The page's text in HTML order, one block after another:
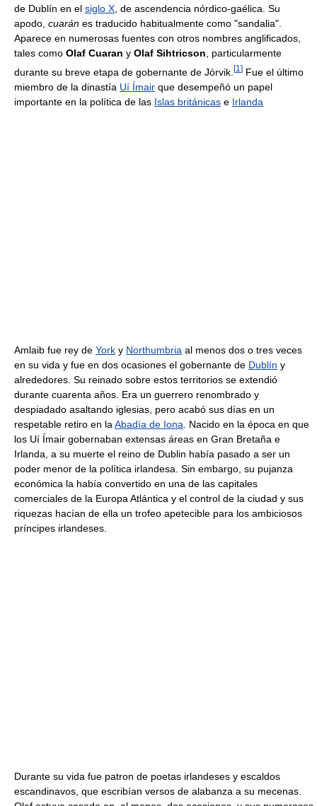
de Dublín en el siglo X , de ascendencia nórdico-gaélica. Su
apodo, cuarán es traducido habitualmente como "sandalia".
Aparece en numerosas fuentes con otros nombres anglificados,
tales como Olaf Cuaran y Olaf Sihtricson , particularmente
durante su breve etapa de gobernante de Jórvik. [1 ] Fue el último
miembro de la dinastía Uí Ímair que desempeñó un papel
importante en la política de las Islas británicas e Irlanda
Amlaib fue rey de York y Northumbria al menos dos o tres veces
en su vida y fue en dos ocasiones el gobernante de Dublín y
alrededores. Su reinado sobre estos territorios se extendió
durante cuarenta años. Era un guerrero renombrado y
despiadado asaltando iglesias, pero acabó sus días en un
respetable retiro en la Abadía de Iona . Nacido en la época en que
los Uí Ímair gobernaban extensas áreas en Gran Bretaña e
Irlanda, a su muerte el reino de Dublin había pasado a ser un
poder menor de la política irlandesa. Sin embargo, su pujanza
económica la había convertido en una de las capitales
comerciales de la Europa Atlántica y el control de la ciudad y sus
riquezas hacían de ella un trofeo apetecible para los ambiciosos
príncipes irlandeses.
Durante su vida fue patron de poetas irlandeses y escaldos
escandinavos, que escribían versos de alabanza a su mecenas.